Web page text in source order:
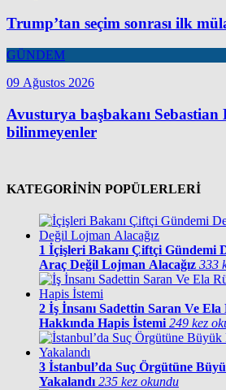
Trump’tan seçim sonrası ilk
GÜNDEM
09 Ağustos 2026
Avusturya başbakanı
bilinmeyenler
KATEGORİNİN POPÜLERLERİ
1 İçişleri Bakanı Çiftçi Gündemi
Araç Değil Lojman Alacağız 333
2 İş İnsanı Sadettin Saran Ve Ela
Hakkında Hapis İstemi 249 kez
3 İstanbul’da Suç Örgütüne
Yakalandı 235 kez okundu